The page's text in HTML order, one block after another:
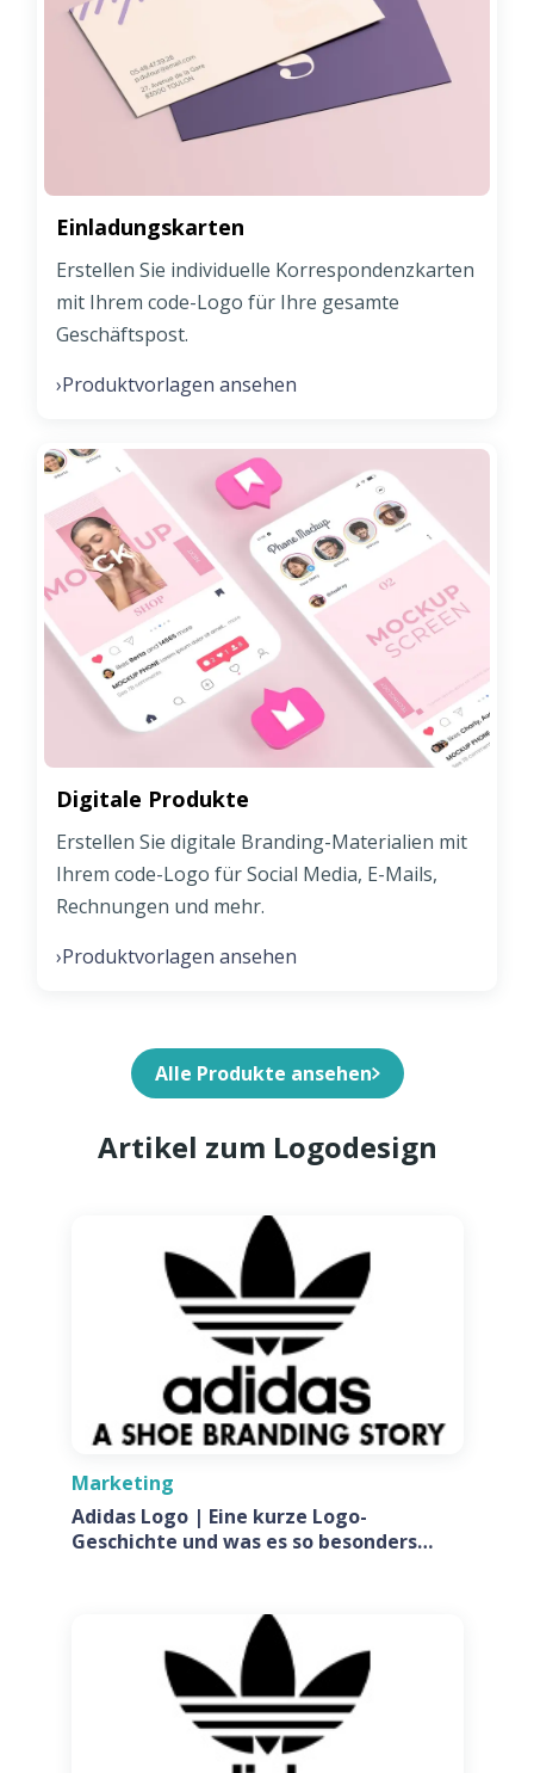
Einladungskarten
Erstellen Sie individuelle Korrespondenzkarten
mit Ihrem code-Logo für Ihre gesamte
Geschäftspost.
›Produktvorlagen ansehen
Digitale Produkte
Erstellen Sie digitale Branding-Materialien mit
Ihrem code-Logo für Social Media, E-Mails,
Rechnungen und mehr.
›Produktvorlagen ansehen
Alle Produkte ansehen
Artikel zum Logodesign
Marketing
Adidas Logo | Eine kurze Logo-
Geschichte und was es so besonders